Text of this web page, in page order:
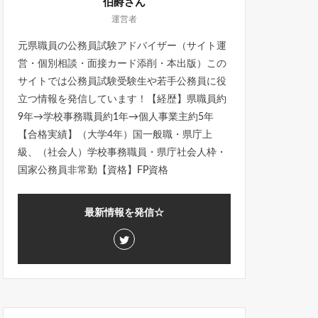
伯爵さん
運営者
元県職員の公務員試験アドバイザー（サイト運
営・個別相談・面接カード添削・本出版）この
サイトでは公務員試験受験生や若手公務員に役
立つ情報を発信しています！【経歴】県職員約
9年→学校事務職員約1年→個人事業主約5年
【合格実績】（大学4年）国一般職・県庁上
級、（社会人）学校事務職員・県庁社会人枠・
国家公務員非常勤【資格】FP資格
最新情報を発信☆